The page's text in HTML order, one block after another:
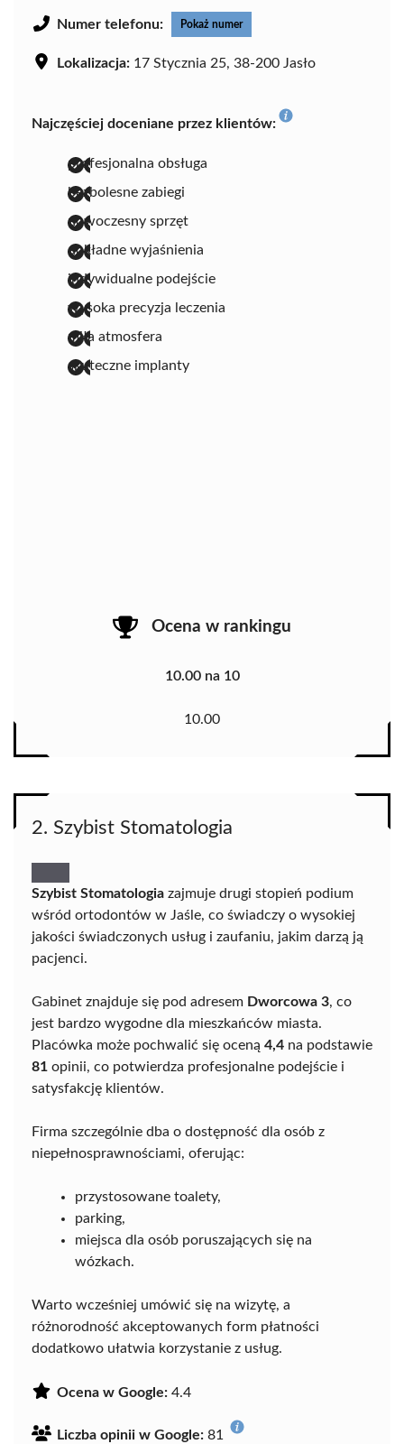
Numer telefonu: Pokaż numer
Lokalizacja: 17 Stycznia 25, 38-200 Jasło
Najczęściej doceniane przez klientów:
profesjonalna obsługa
bezbolesne zabiegi
nowoczesny sprzęt
dokładne wyjaśnienia
indywidualne podejście
wysoka precyzja leczenia
miła atmosfera
skuteczne implanty
Ocena w rankingu
10.00 na 10
10.00
2. Szybist Stomatologia
Szybist Stomatologia zajmuje drugi stopień podium
wśród ortodontów w Jaśle, co świadczy o wysokiej
jakości świadczonych usług i zaufaniu, jakim darzą ją
pacjenci.
Gabinet znajduje się pod adresem Dworcowa 3, co
jest bardzo wygodne dla mieszkańców miasta.
Placówka może pochwalić się oceną 4,4 na podstawie
81 opinii, co potwierdza profesjonalne podejście i
satysfakcję klientów.
Firma szczególnie dba o dostępność dla osób z
niepełnosprawnościami, oferując:
przystosowane toalety,
parking,
miejsca dla osób poruszających się na
wózkach.
Warto wcześniej umówić się na wizytę, a
różnorodność akceptowanych form płatności
dodatkowo ułatwia korzystanie z usług.
Ocena w Google: 4.4
Liczba opinii w Google: 81